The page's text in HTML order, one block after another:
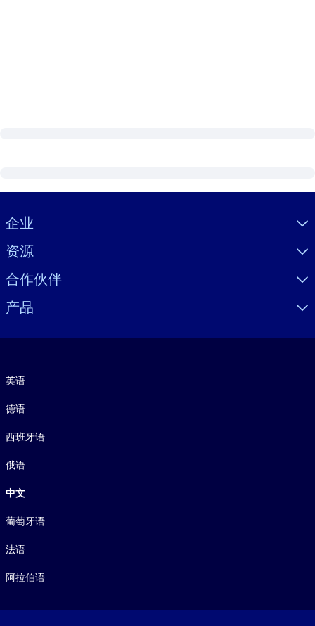
Visually hidden Text
企业
资源
合作伙伴
产品
英语
德语
西班牙语
俄语
中文
葡萄牙语
法语
阿拉伯语